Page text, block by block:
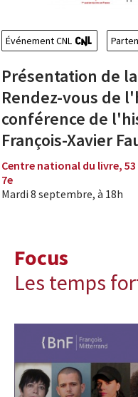
Événement CNL
Présentation de
Rendez-vous de
conférence de
François-Xavier
Centre national du livre, 53
7e
Mardi 8 septembre, à 18h
Focus
Les temps